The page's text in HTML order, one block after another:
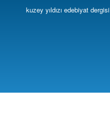
kuzey yıldızı edebiyat dergisi